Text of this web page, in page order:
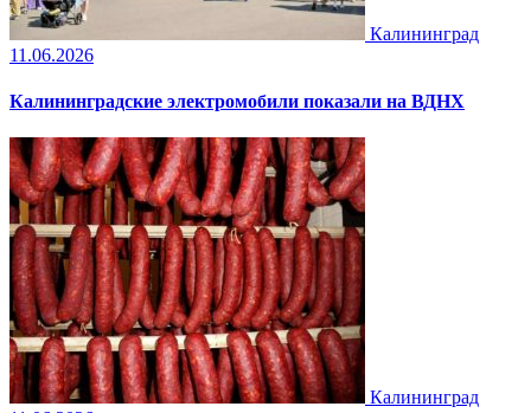
Калининград
11.06.2026
Калининградские электромобили показали на ВДНХ
Калининград